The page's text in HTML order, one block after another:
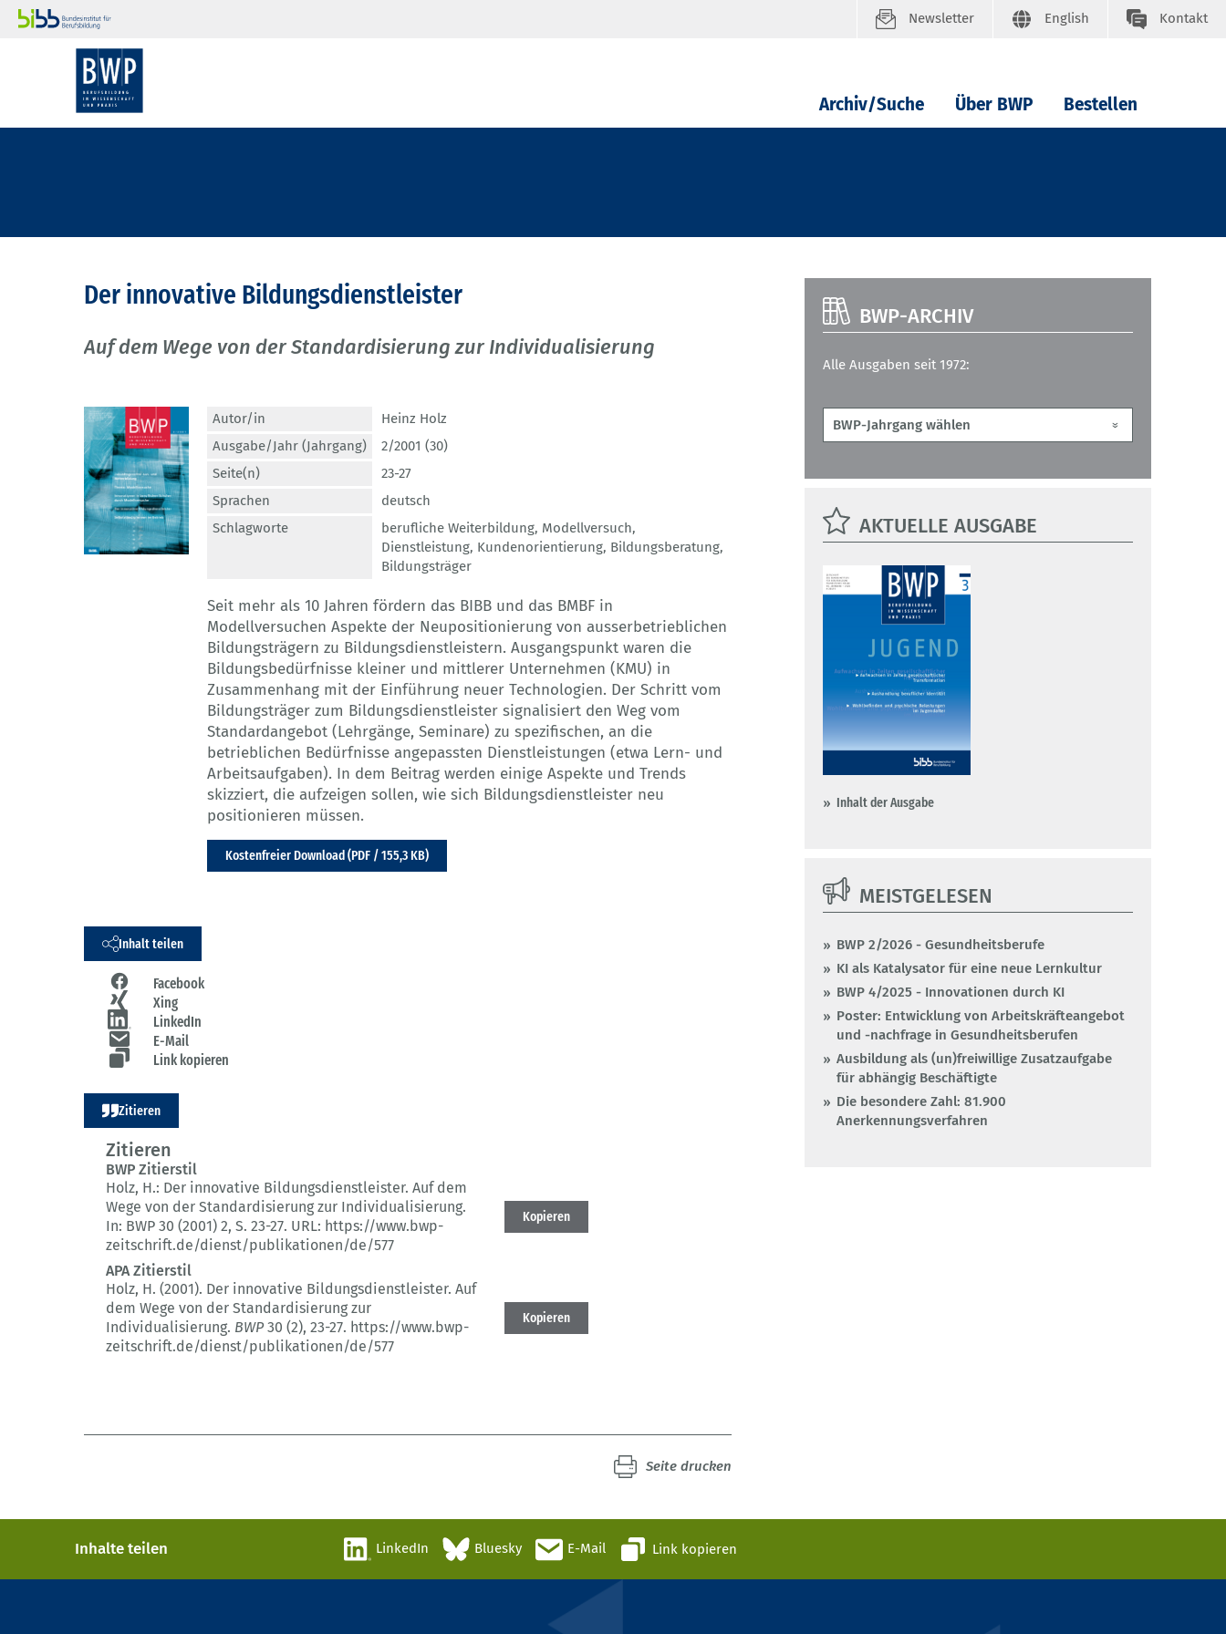
Newsletter English Kontakt
Archiv/Suche Über BWP Bestellen
Der innovative Bildungsdienstleister
Auf dem Wege von der Standardisierung zur Individualisierung
Autor/in
Heinz Holz
Ausgabe/Jahr (Jahrgang)
2/2001 (30)
Seite(n)
23-27
Sprachen
deutsch
Schlagworte
berufliche Weiterbildung, Modellversuch,
Dienstleistung, Kundenorientierung, Bildungsberatung,
Bildungsträger
Seit mehr als 10 Jahren fördern das BIBB und das BMBF in
Modellversuchen Aspekte der Neupositionierung von ausserbetrieblichen
Bildungsträgern zu Bildungsdienstleistern. Ausgangspunkt waren die
Bildungsbedürfnisse kleiner und mittlerer Unternehmen (KMU) in
Zusammenhang mit der Einführung neuer Technologien. Der Schritt vom
Bildungsträger zum Bildungsdienstleister signalisiert den Weg vom
Standardangebot (Lehrgänge, Seminare) zu spezifischen, an die
betrieblichen Bedürfnisse angepassten Dienstleistungen (etwa Lern- und
Arbeitsaufgaben). In dem Beitrag werden einige Aspekte und Trends
skizziert, die aufzeigen sollen, wie sich Bildungsdienstleister neu
positionieren müssen.
Kostenfreier Download (PDF / 155,3 KB)
Inhalt teilen
Facebook
Xing
LinkedIn
E-Mail
Link kopieren
Zitieren
Zitieren
BWP Zitierstil
Holz, H.: Der innovative Bildungsdienstleister. Auf dem
Wege von der Standardisierung zur Individualisierung.
In: BWP 30 (2001) 2, S. 23-27. URL: https://www.bwp-
zeitschrift.de/dienst/publikationen/de/577
Kopieren
APA Zitierstil
Holz, H. (2001). Der innovative Bildungsdienstleister. Auf
dem Wege von der Standardisierung zur
Individualisierung. BWP30 (2), 23-27. https://www.bwp-
zeitschrift.de/dienst/publikationen/de/577
Kopieren
Seite drucken
BWP-ARCHIV
Alle Ausgaben seit 1972:
AKTUELLE AUSGABE
Inhalt der Ausgabe
MEISTGELESEN
BWP 2/2026 - Gesundheitsberufe
KI als Katalysator für eine neue Lernkultur
BWP 4/2025 - Innovationen durch KI
Poster: Entwicklung von Arbeitskräfteangebot
und -nachfrage in Gesundheitsberufen
Ausbildung als (un)freiwillige Zusatzaufgabe
für abhängig Beschäftigte
Die besondere Zahl: 81.900
Anerkennungsverfahren
Inhalte teilen LinkedIn Bluesky E-Mail Link kopieren